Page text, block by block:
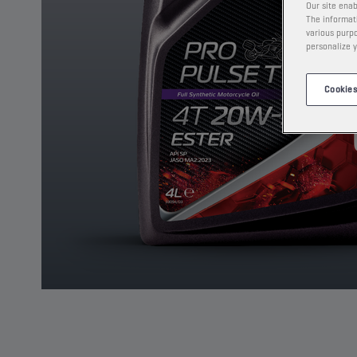
Our site
The
various
personalize